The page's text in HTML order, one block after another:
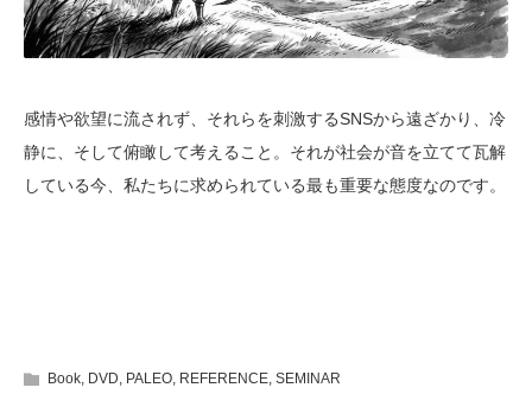
感情や欲望に流されず、それらを刺激するSNSから遠ざかり、冷
静に、そして俯瞰して考えること。それが社会が音を立てて瓦解
している今、私たちに求められている最も重要な態度なのです。
Book, DVD, PALEO, REFERENCE, SEMINAR